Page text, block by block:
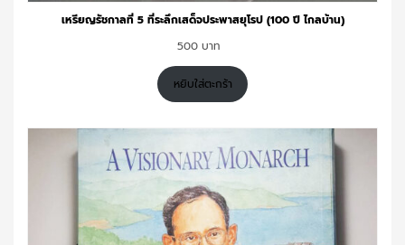
เหรียญรัชกาลที่ 5 ที่ระลึกเสด็จประพาสยุโรป (100 ปี ไกลบ้าน)
500
หยิบใส่ตะกร้า